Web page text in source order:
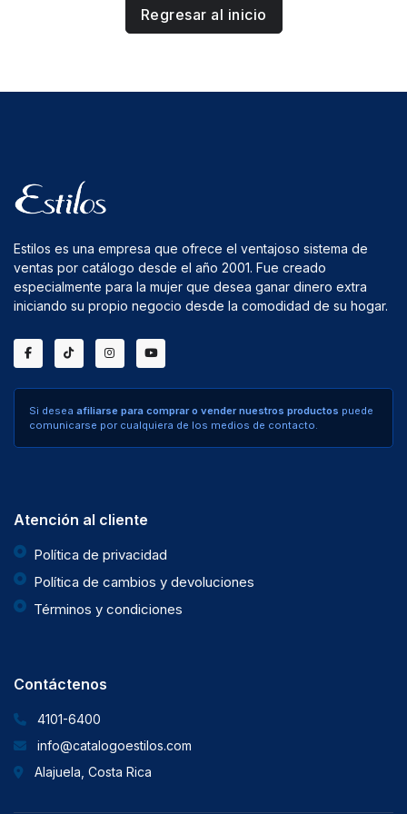
Regresar al inicio
Estilos es una empresa que ofrece el ventajoso sistema de
ventas por catálogo desde el año 2001. Fue creado
especialmente para la mujer que desea ganar dinero extra
iniciando su propio negocio desde la comodidad de su hogar.
Si desea afiliarse para comprar o vender nuestros productos puede
comunicarse por cualquiera de los medios de contacto.
Atención al cliente
Política de privacidad
Política de cambios y devoluciones
Términos y condiciones
Contáctenos
4101-6400
info@catalogoestilos.com
Alajuela, Costa Rica